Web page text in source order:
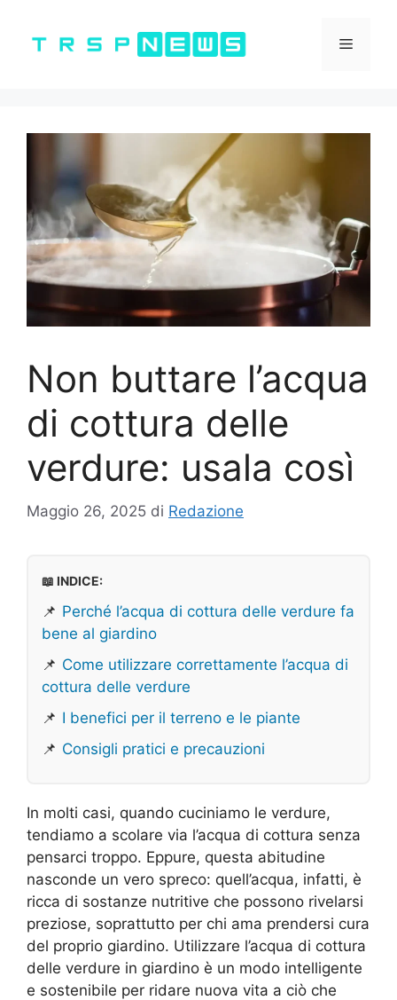
contenuto
Menu
Non buttare l’acqua
di cottura delle
verdure: usala così
Maggio 26, 2025 di Redazione
📖 INDICE:
📌 Perché l’acqua di cottura delle verdure fa
bene al giardino
📌 Come utilizzare correttamente l’acqua di
cottura delle verdure
📌 I benefici per il terreno e le piante
📌 Consigli pratici e precauzioni
In molti casi, quando cuciniamo le verdure,
tendiamo a scolare via l’acqua di cottura senza
pensarci troppo. Eppure, questa abitudine
nasconde un vero spreco: quell’acqua, infatti, è
ricca di sostanze nutritive che possono rivelarsi
preziose, soprattutto per chi ama prendersi cura
del proprio giardino. Utilizzare l’acqua di cottura
delle verdure in giardino è un modo intelligente
e sostenibile per ridare nuova vita a ciò che